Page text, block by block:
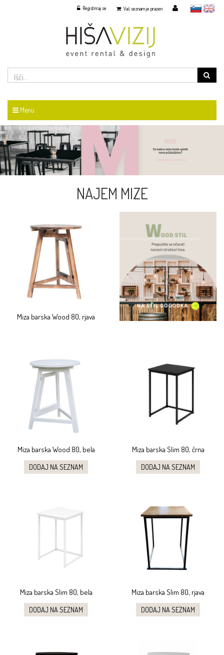
slovensko
English
Vaš seznam je prazen
Registriraj se
Menu
NAJEM MIZE
Miza barska Wood 80, rjava
Miza barska Wood 80, bela
DODAJ NA SEZNAM
Miza barska Slim 80, črna
DODAJ NA SEZNAM
Miza barska Slim 80, bela
DODAJ NA SEZNAM
Miza barska Slim 80, rjava
DODAJ NA SEZNAM